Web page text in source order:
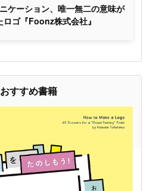
ケーション、唯一無二の意味が
ロゴ『Foonz株式会社』
おすすめ書籍